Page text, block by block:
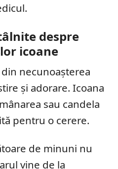
despre
icoane
necunoașterea
și adorare. Icoana
sau candela
pentru o cerere.
de minuni nu
vine de la